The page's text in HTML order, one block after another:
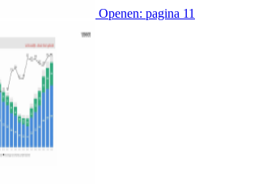
Openen: pagina 11